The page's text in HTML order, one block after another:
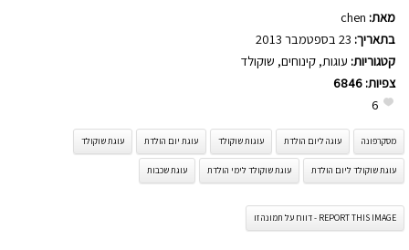
מאת: chen
בתאריך:
קטגוריות: עוגות, קינוחים, שוקולד
צפיות: 6846
6
מסקרפונה עוגה ליום הולדת עוגות שוקולד עוגת יום הולדת עוגת שוקולד
עוגת שוקולד ליום הולדת עוגת שוקולד לימי הולדת עוגת שכבות
REPORT THIS IMAGE - דווח על תמונה זו